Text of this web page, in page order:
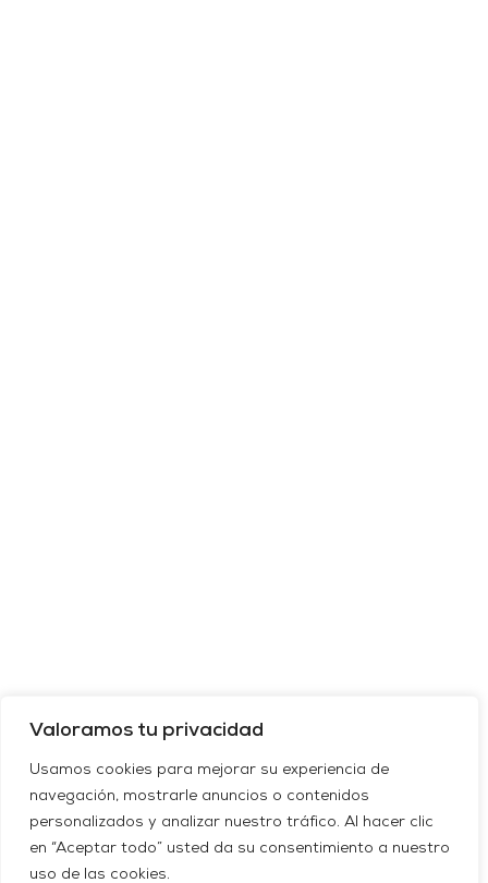
Valoramos tu privacidad
Usamos cookies para mejorar su experiencia de
navegación, mostrarle anuncios o contenidos
personalizados y analizar nuestro tráfico. Al hacer clic
en “Aceptar todo” usted da su consentimiento a nuestro
uso de las cookies.